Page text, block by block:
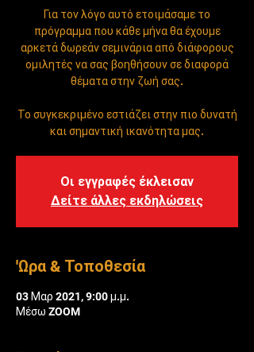
Για τον λόγο αυτό ετοιμάσαμε το
πρόγραμμα που κάθε μήνα θα έχουμε
αρκετά δωρεάν σεμινάρια από διάφορους
ομιλητές να σας βοηθήσουν σε διαφορά
θέματα στην ζωή σας.
Το συγκεκριμένο εστιάζει στην πιο δυνατή
και σημαντική ικανότητα μας.
Οι εγγραφές έκλεισαν
Δείτε άλλες εκδηλώσεις
'Ωρα & Τοποθεσία
03 Μαρ 2021, 9:00 μ.μ.
Μέσω ZOOM